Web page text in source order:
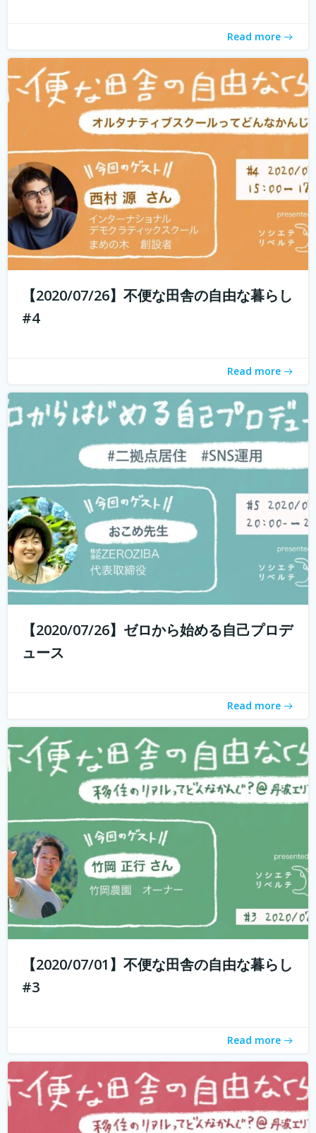
Read more
【2020/07/26】不便な田舎の自由な暮らし
#4
Read more
現代社会では「個人の時代」と言われ、SNSを通じて誰で
もコスト0円で自己発信できるようになってきました。 し
わからないと感じている方も多いのではないでしょうか？
【2020/07/26】ゼロから始める自己プロデ
ュース
Read more
withコロナ時代に入り、オンライン化が加速化すること
で、不便だと思われていた田舎も、不便に感じなくなって
きました。 でも、田舎に自分が好きな仕事ってあるの？そ
う思う方も多いかもしれません。 「不便な田舎の自由な暮
【2020/07/01】不便な田舎の自由な暮らし
#3
Read more
もしかして田舎のことを、遠いしコンビニないし仕事も無
いし、なんて思ってませんか？ 兵庫県丹波地域は「都会に
る。 「不便な田舎の自由な暮らし」...続きを読む